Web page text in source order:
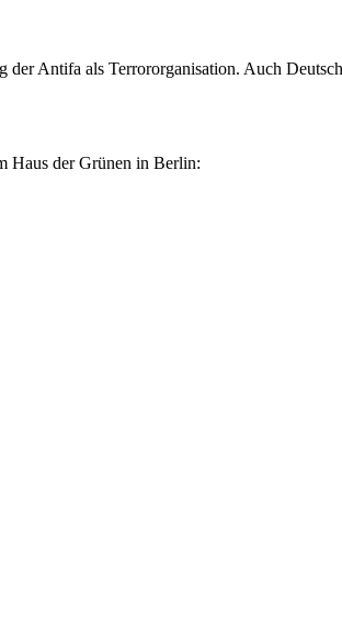
Antifa als Terrororganisation. Auch
Haus der Grünen in Berlin: